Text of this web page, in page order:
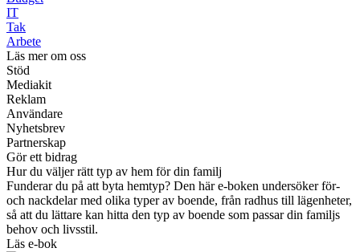
IT
Tak
Arbete
Läs mer om oss
Stöd
Mediakit
Reklam
Användare
Nyhetsbrev
Partnerskap
Gör ett bidrag
Hur du väljer rätt typ av hem för din familj
Funderar du på att byta hemtyp? Den här e-boken undersöker för-
och nackdelar med olika typer av boende, från radhus till lägenheter,
så att du lättare kan hitta den typ av boende som passar din familjs
behov och livsstil.
Läs e-bok